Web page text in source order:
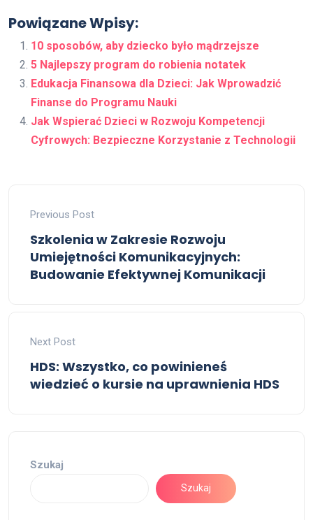
Powiązane Wpisy:
10 sposobów, aby dziecko było mądrzejsze
5 Najlepszy program do robienia notatek
Edukacja Finansowa dla Dzieci: Jak Wprowadzić
Finanse do Programu Nauki
Jak Wspierać Dzieci w Rozwoju Kompetencji
Cyfrowych: Bezpieczne Korzystanie z Technologii
Previous Post
Szkolenia w Zakresie Rozwoju
Umiejętności Komunikacyjnych:
Budowanie Efektywnej Komunikacji
Next Post
HDS: Wszystko, co powinieneś
wiedzieć o kursie na uprawnienia HDS
Szukaj
Szukaj